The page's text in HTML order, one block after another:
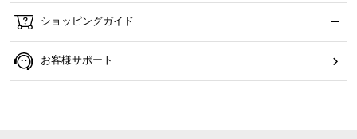
ショッピングガイド
お客様サポート